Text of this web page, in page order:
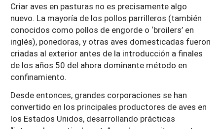
Criar aves en pasturas no es precisamente algo
nuevo. La mayoría de los pollos parrilleros (también
conocidos como pollos de engorde o ‘broilers’ en
inglés), ponedoras, y otras aves domesticadas fueron
criadas al exterior antes de la introducción a finales
de los años 50 del ahora dominante método en
confinamiento.
Desde entonces, grandes corporaciones se han
convertido en los principales productores de aves en
los Estados Unidos, desarrollando prácticas